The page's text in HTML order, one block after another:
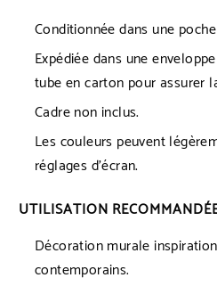
Conditionnée dans une
Expédiée dans une
tube en carton pour assurer
Cadre non inclus.
Les couleurs peuvent
réglages d’écran.
UTILISATION
Décoration murale
contemporains.